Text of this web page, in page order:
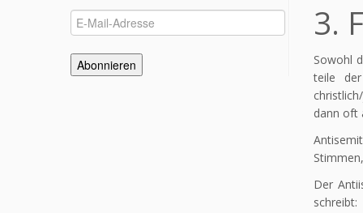
E-
Mail-
Adresse
Abonnieren
3.
Sowohl
teile
dann oft
Der
schreibt: